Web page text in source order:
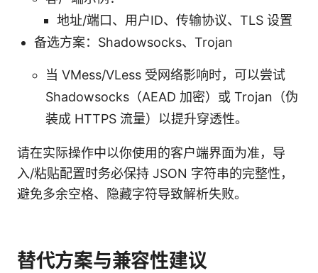
地址/端口、用户ID、传输协议、TLS 设置
备选方案：Shadowsocks、Trojan
当 VMess/VLess 受网络影响时，可以尝试
Shadowsocks（AEAD 加密）或 Trojan（伪
装成 HTTPS 流量）以提升穿透性。
请在实际操作中以你使用的客户端界面为准，导
入/粘贴配置时务必保持 JSON 字符串的完整性，
避免多余空格、隐藏字符导致解析失败。
替代方案与兼容性建议